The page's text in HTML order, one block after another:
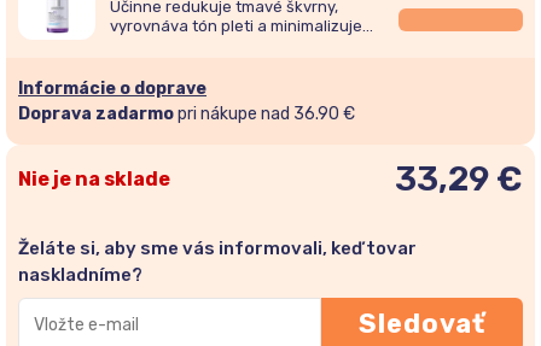
30ml
Účinne redukuje tmavé škvrny,
vyrovnáva tón pleti a minimalizuje
škvŕn.
Informácie o doprave
Doprava zadarmopri nákupe nad 36.90 €
Nie je na sklade 33,29 €
Želáte si, aby sme vás informovali, keď tovar
naskladníme?
Sledovať